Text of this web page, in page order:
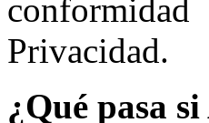
Privacidad.
¿Qué pasa